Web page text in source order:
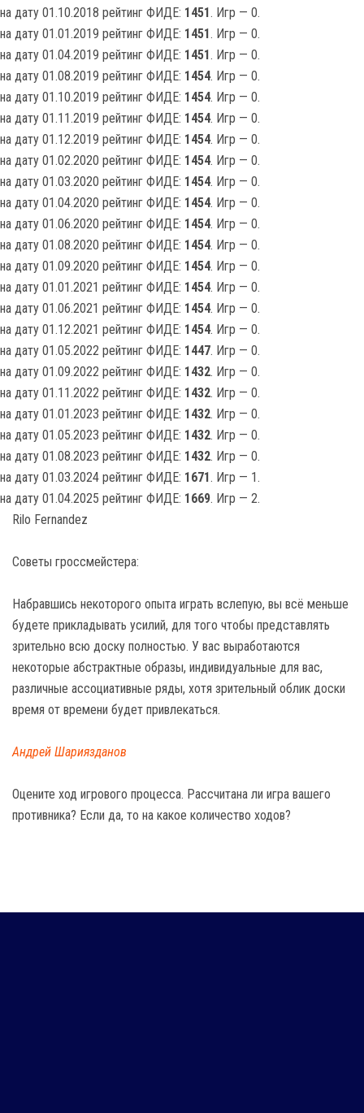
на дату 01.10.2018 рейтинг ФИДЕ: 1451. Игр — 0.
на дату 01.01.2019 рейтинг ФИДЕ: 1451. Игр — 0.
на дату 01.04.2019 рейтинг ФИДЕ: 1451. Игр — 0.
на дату 01.08.2019 рейтинг ФИДЕ: 1454. Игр — 0.
на дату 01.10.2019 рейтинг ФИДЕ: 1454. Игр — 0.
на дату 01.11.2019 рейтинг ФИДЕ: 1454. Игр — 0.
на дату 01.12.2019 рейтинг ФИДЕ: 1454. Игр — 0.
на дату 01.02.2020 рейтинг ФИДЕ: 1454. Игр — 0.
на дату 01.03.2020 рейтинг ФИДЕ: 1454. Игр — 0.
на дату 01.04.2020 рейтинг ФИДЕ: 1454. Игр — 0.
на дату 01.06.2020 рейтинг ФИДЕ: 1454. Игр — 0.
на дату 01.08.2020 рейтинг ФИДЕ: 1454. Игр — 0.
на дату 01.09.2020 рейтинг ФИДЕ: 1454. Игр — 0.
на дату 01.01.2021 рейтинг ФИДЕ: 1454. Игр — 0.
на дату 01.06.2021 рейтинг ФИДЕ: 1454. Игр — 0.
на дату 01.12.2021 рейтинг ФИДЕ: 1454. Игр — 0.
на дату 01.05.2022 рейтинг ФИДЕ: 1447. Игр — 0.
на дату 01.09.2022 рейтинг ФИДЕ: 1432. Игр — 0.
на дату 01.11.2022 рейтинг ФИДЕ: 1432. Игр — 0.
на дату 01.01.2023 рейтинг ФИДЕ: 1432. Игр — 0.
на дату 01.05.2023 рейтинг ФИДЕ: 1432. Игр — 0.
на дату 01.08.2023 рейтинг ФИДЕ: 1432. Игр — 0.
на дату 01.03.2024 рейтинг ФИДЕ: 1671. Игр — 1.
на дату 01.04.2025 рейтинг ФИДЕ: 1669. Игр — 2.
Rilo Fernandez
Советы гроссмейстера:
Набравшись некоторого опыта играть вслепую, вы всё меньше
будете прикладывать усилий, для того чтобы представлять
зрительно всю доску полностью. У вас выработаются
некоторые абстрактные образы, индивидуальные для вас,
различные ассоциативные ряды, хотя зрительный облик доски
время от времени будет привлекаться.
Андрей Шариязданов
Оцените ход игрового процесса. Рассчитана ли игра вашего
противника? Если да, то на какое количество ходов?